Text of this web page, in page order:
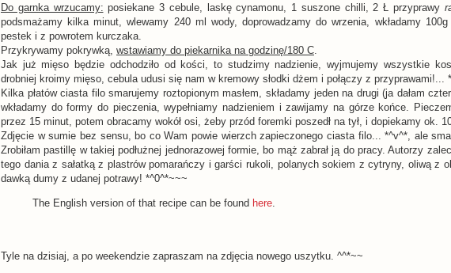
Do garnka wrzucamy: posiekane 3 cebule, laskę cynamonu, 1 suszone chilli, 2 Ł przyprawy
podsmażamy kilka minut, wlewamy 240 ml wody, doprowadzamy do wrzenia, wkładamy
pestek i z powrotem kurczaka.
Przykrywamy pokrywką, wstawiamy do piekarnika na godzinę/180 C
Jak już mięso będzie odchodziło od kości, to studzimy nadzienie, wyjmujemy wszystkie
drobniej kroimy mięso, cebula udusi się nam w kremowy słodki dżem i połączy z przyprawami!...
Kilka płatów ciasta filo smarujemy roztopionym masłem, składamy jeden na drugi (ja dałam
wkładamy do formy do pieczenia, wypełniamy nadzieniem i zawijamy na górze końce.
przez 15 minut, potem obracamy wokół osi, żeby przód foremki poszedł na tył, i dopiekamy ok.
Zdjęcie w sumie bez sensu, bo co Wam powie wierzch zapieczonego ciasta filo... *^v^*, ale
Zrobiłam pastillę w takiej podłużnej jednorazowej formie, bo mąż zabrał ją do pracy. Autorzy
tego dania z sałatką z plastrów pomarańczy i garści rukoli, polanych sokiem z cytryny, oliwą z
dawką dumy z udanej potrawy! *^0^*~~~
The English version of that recipe can be found here
Tyle na dzisiaj, a po weekendzie zapraszam na zdjęcia nowego uszytku. ^^*~~